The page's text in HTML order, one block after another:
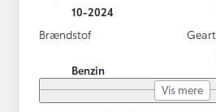
10-2024
Brændstof
Benzin
Vis mere